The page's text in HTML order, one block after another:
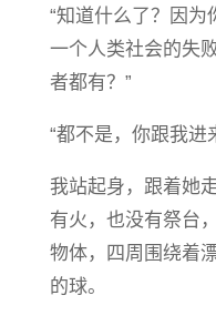
“知道什么了？因为
一个人类社会的失
者都有？”
“都不是，你跟我进
我站起身，跟着她
有火，也没有祭台
物体，四周围绕着
的球。